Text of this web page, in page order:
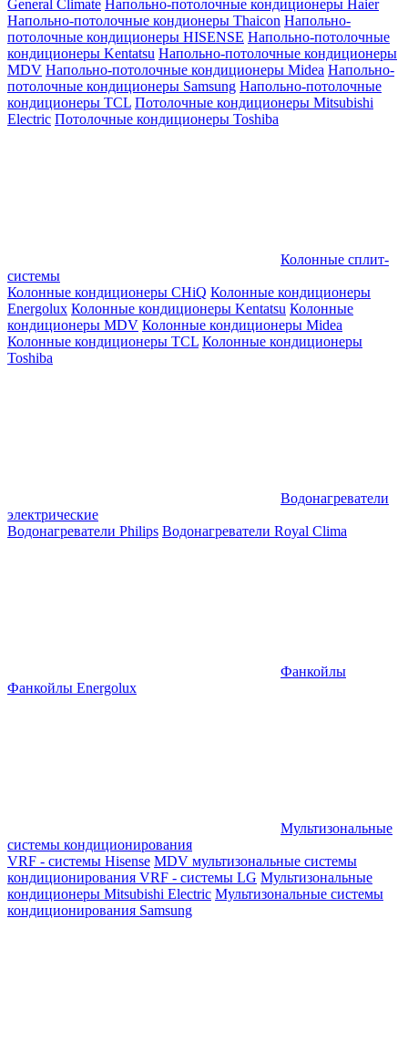
General Climate Напольно-потолочные кондиционеры Haier
Напольно-потолочные кондионеры Thaicon Напольно-
потолочные кондиционеры HISENSE Напольно-потолочные
кондиционеры Kentatsu Напольно-потолочные кондиционеры
MDV Напольно-потолочные кондиционеры Midea Напольно-
потолочные кондиционеры Samsung Напольно-потолочные
кондиционеры TCL Потолочные кондиционеры Mitsubishi
Electric Потолочные кондиционеры Toshiba
Колонные сплит-
системы
Колонные кондиционеры CHiQ Колонные кондиционеры
Energolux Колонные кондиционеры Kentatsu Колонные
кондиционеры MDV Колонные кондиционеры Midea
Колонные кондиционеры TCL Колонные кондиционеры
Toshiba
Водонагреватели
электрические
Водонагреватели Philips Водонагреватели Royal Clima
Фанкойлы
Фанкойлы Energolux
Мультизональные
системы кондиционирования
VRF - системы Hisense MDV мультизональные системы
кондиционирования VRF - системы LG Мультизональные
кондиционеры Mitsubishi Electric Мультизональные системы
кондиционирования Samsung